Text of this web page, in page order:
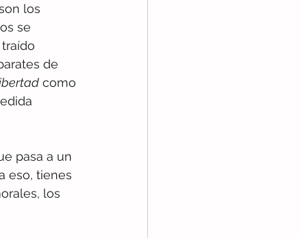
los
se
de
como
pasa a un
eso, tienes
los